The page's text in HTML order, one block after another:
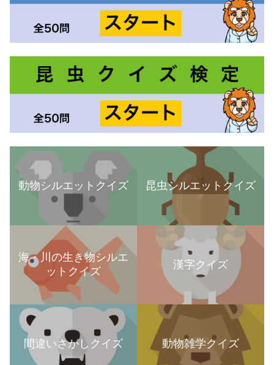
動物シルエットクイズ 昆虫シルエットクイズ
海・川の生き物シルエ
ットクイズ
漢字クイズ
間違いさがしクイズ 動物雑学クイズ